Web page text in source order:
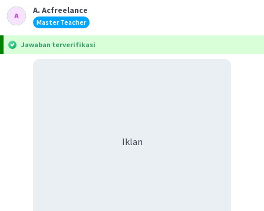
A. Acfreelance
Master Teacher
Jawaban terverifikasi
Iklan